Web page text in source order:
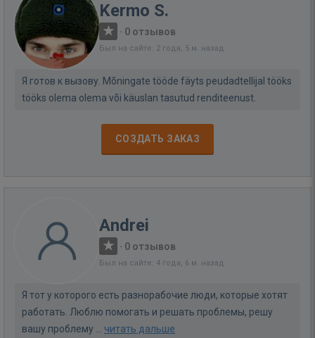
Kermo S.
· 0 отзывов
Был на сайте: 2 года, 5 м. назад
Я готов к вызову. Mõningate tööde fäyts peudadtellijal tööks
tööks olema olema või käuslan tasutud renditeenust.
СОЗДАТЬ ЗАКАЗ
Andrei
· 0 отзывов
Был на сайте: 4 года, 6 м. назад
Я тот у которого есть разнорабочие люди, которые хотят
работать. Люблю помогать и решать проблемы, решу
вашу проблему ... читать дальше